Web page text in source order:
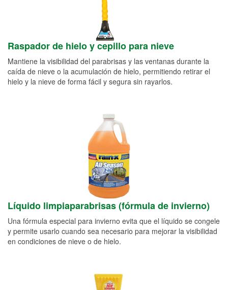
Raspador de hielo y cepillo para nieve
Mantiene la visibilidad del parabrisas y las ventanas durante la
caída de nieve o la acumulación de hielo, permitiendo retirar el
hielo y la nieve de forma fácil y segura sin rayarlos.
Líquido limpiaparabrisas (fórmula de invierno)
Una fórmula especial para invierno evita que el líquido se congele
y permite usarlo cuando sea necesario para mejorar la visibilidad
en condiciones de nieve o de hielo.